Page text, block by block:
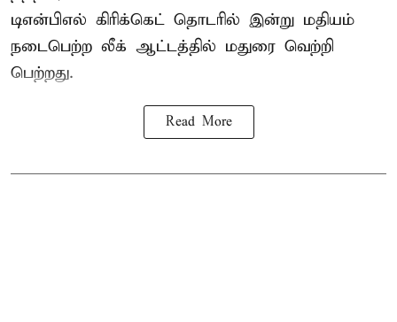
டிஎன்பிஎல் கிரிக்கெட் தொடரில் இன்று மதியம்
நடைபெற்ற லீக் ஆட்டத்தில் மதுரை வெற்றி
பெற்றது.
Read More